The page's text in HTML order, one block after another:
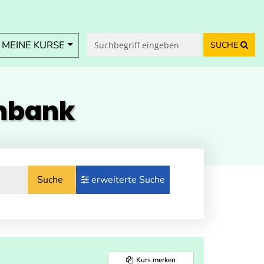
KURSE SUCHE
Suche erweiterte Suche
Kurs merken